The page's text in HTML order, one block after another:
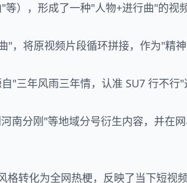
），形成了一种"人物+进行曲"的视
"，将原视频片段循环拼接，作为"精
"三年风雨三年情，认准 SU7 行不行"
南分刚"等地域分号衍生内容，并在
格转化为全网热梗，反映了当下短视